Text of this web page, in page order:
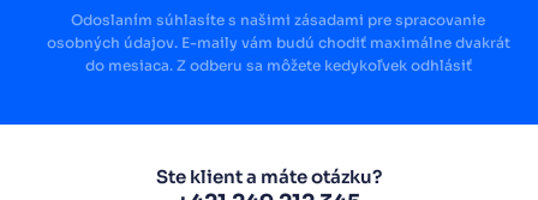
Odoslaním súhlasíte s našimi zásadami pre spracovanie
osobných údajov. E-maily vám budú chodiť maximálne dvakrát
do mesiaca. Z odberu sa môžete kedykoľvek odhlásiť
Ste klient a máte otázku?